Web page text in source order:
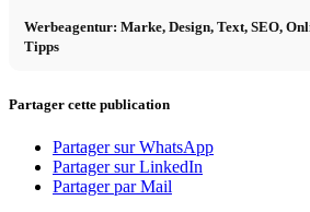
Werbeagentur: Marke, Design, Text, SEO,
Tipps
Partager cette publication
Partager sur WhatsApp
Partager sur LinkedIn
Partager par Mail